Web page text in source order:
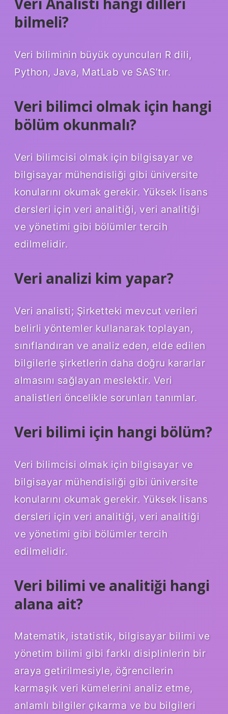
bilmeli?
Veri biliminin büyük oyuncuları R dili,
Python, Java, MatLab ve SAS’tır.
Veri bilimci olmak için hangi
bölüm okunmalı?
Veri bilimcisi olmak için bilgisayar ve
bilgisayar mühendisliği gibi üniversite
konularını okumak gerekir. Yüksek lisans
dersleri için veri analitiği, veri analitiği
ve yönetimi gibi bölümler tercih
edilmelidir.
Veri analizi kim yapar?
Veri analisti; Şirketteki mevcut verileri
belirli yöntemler kullanarak toplayan,
sınıflandıran ve analiz eden, elde edilen
bilgilerle şirketlerin daha doğru kararlar
almasını sağlayan meslektir. Veri
analistleri öncelikle sorunları tanımlar.
Veri bilimi için hangi bölüm?
Veri bilimcisi olmak için bilgisayar ve
bilgisayar mühendisliği gibi üniversite
konularını okumak gerekir. Yüksek lisans
dersleri için veri analitiği, veri analitiği
ve yönetimi gibi bölümler tercih
edilmelidir.
Veri bilimi ve analitiği hangi
alana ait?
Matematik, istatistik, bilgisayar bilimi ve
yönetim bilimi gibi farklı disiplinlerin bir
araya getirilmesiyle, öğrencilerin
karmaşık veri kümelerini analiz etme,
anlamlı bilgiler çıkarma ve bu bilgileri